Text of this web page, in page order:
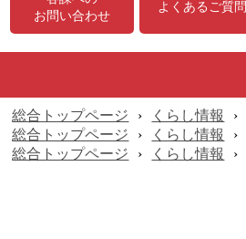
お問い合わせ
よくあるご質問
総合トップページ › くらし情報 ›
総合トップページ
› くらし情報 ›
総合トップページ
› くらし情報 ›